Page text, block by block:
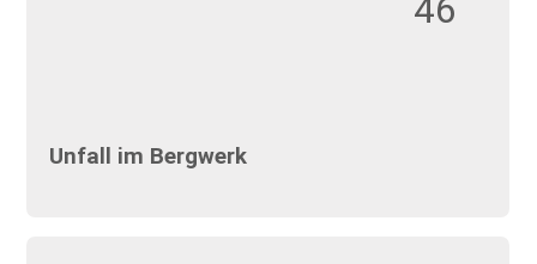
46
Unfall im Bergwerk